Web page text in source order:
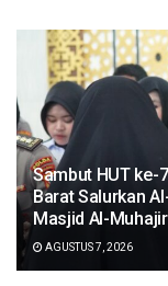
Sambut HUT ke-
Barat Salurkan
Masjid Al-
AGUSTUS 7, 2026